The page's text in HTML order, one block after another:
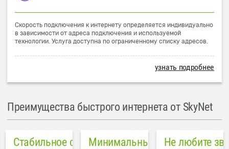
Скорость подключения к интернету определяется индивидуально
в зависимости от адреса подключения и используемой
технологии. Услуга доступна по ограниченному списку адресов.
узнать подробнее
Преимущества быстрого интернета от SkyNet
Стабильное соединениеМинимальный пинг в городе
Не любите